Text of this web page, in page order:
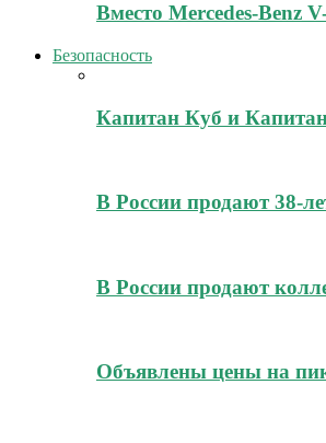
Вместо Mercedes-Benz
Безопасность
Капитан Куб и
В России продают 38-
В России продают
Объявлены цены на